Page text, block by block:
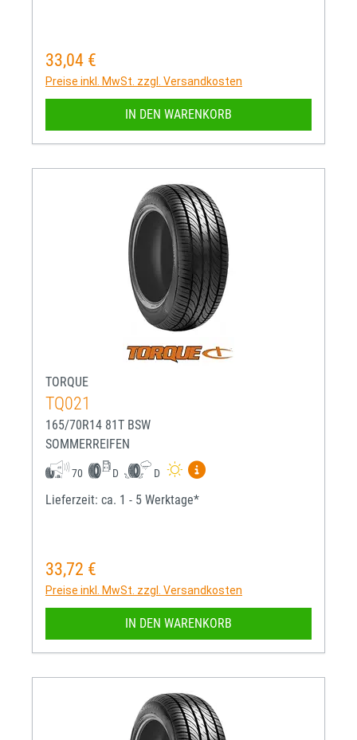
Regulärer Preis:
33,04 €
Preise inkl. MwSt. zzgl. Versandkosten
IN DEN WARENKORB
TORQUE
TQ021
165/70R14 81T BSW
SOMMERREIFEN
70 D D
Mehr Informationen zum
Lieferzeit: ca. 1 - 5 Werktage*
Regulärer Preis:
33,72 €
Preise inkl. MwSt. zzgl. Versandkosten
IN DEN WARENKORB